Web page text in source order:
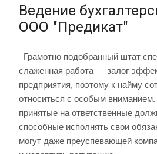
Ведение
ООО "Предикат"
Грамотно подобранный штат
слаженная работа — залог
предприятия, поэтому к найму
относиться с особым
принятые на ответственные
способные исполнять свои
могут даже преуспевающей